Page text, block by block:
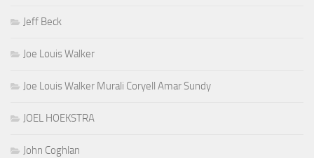
Jeff Beck
Joe Louis Walker
Joe Louis Walker Murali Coryell Amar Sundy
JOEL HOEKSTRA
John Coghlan